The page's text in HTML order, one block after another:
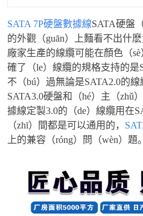
SATA 7P硬盤數據線SATA硬盤
的外觀（guān）上麵看不出什
廠家生產的線纜可能在顏色（
確了（le）線纜的規格支持的是
不（bú）過無論是SATA2.0的線
SATA3.0硬盤和（hé）主（zhǔ
據線定製3.0的（de）線纜用在
（zhī）間都是可以通用的，
上的兼容（róng）問（wèn）題。